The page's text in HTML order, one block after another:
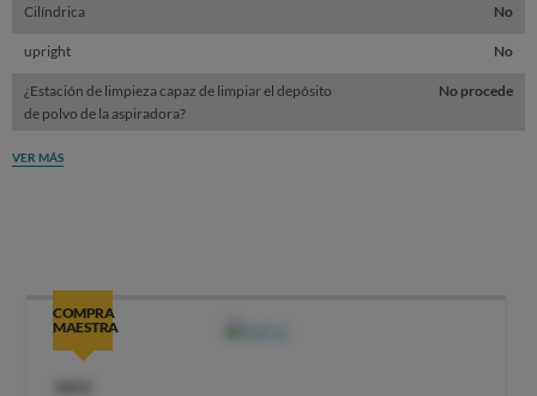
Cilíndrica No
upright No
¿Estación de limpieza capaz de limpiar el depósito
de polvo de la aspiradora?
No procede
VER MÁS
COMPRA
MAESTRA